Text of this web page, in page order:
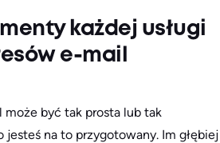
każdej usługi
e-mail
może być tak prosta lub tak
jesteś na to przygotowany. Im głębiej